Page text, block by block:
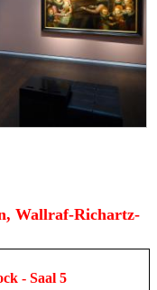
Wallraf-Richartz-
- Saal 5